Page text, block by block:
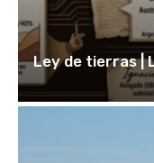
Ley de tierras |